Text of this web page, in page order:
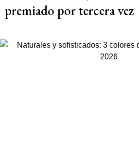
premiado por tercera vez